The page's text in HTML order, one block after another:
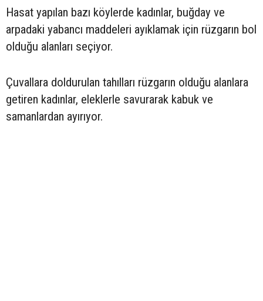
Hasat yapılan bazı köylerde kadınlar, buğday ve
arpadaki yabancı maddeleri ayıklamak için rüzgarın bol
olduğu alanları seçiyor.
Çuvallara doldurulan tahılları rüzgarın olduğu alanlara
getiren kadınlar, eleklerle savurarak kabuk ve
samanlardan ayırıyor.